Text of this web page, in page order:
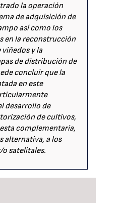
la operación
de adquisición de
así como los
en la reconstrucción
y la
de distribución de
concluir que la
en este
desarrollo de
de cultivos,
complementaria,
alternativa, a los
o satelitales.